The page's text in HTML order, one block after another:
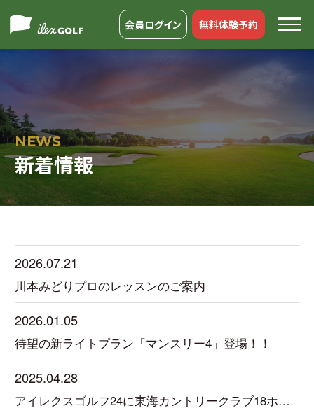
会員ログイン 無料体験予約
NEWS
新着情報
2026.07.21
川本みどりプロのレッスンのご案内
2026.01.05
待望の新ライトプラン「マンスリー4」登場！！
2025.04.28
アイレクスゴルフ24に東海カントリークラブ18ホール搭載